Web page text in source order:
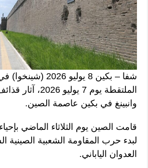
شفا – بكين 8 يوليو
الملتقطة يوم 7
وانبينغ في بكين عاصمة الصين.
لبدء حرب المقاومة الشعبية الصينية
العدوان الياباني.